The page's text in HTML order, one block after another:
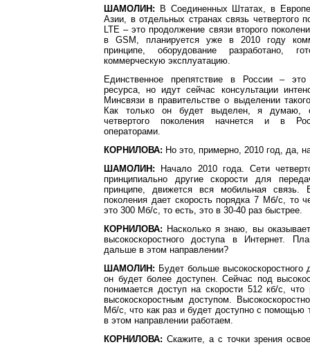
ШАМОЛИН: В Соединенных Штатах, в
Азии, в отдельных странах связь четвертого
LTE – это продолжение связи второго
в GSM, планируется уже в 2010 году
принципе, оборудование разработано,
коммерческую эксплуатацию.
Единственное препятствие в России – это
ресурса, но идут сейчас консультации
Минсвязи в правительстве о выделении
Как только он будет выделен, я думаю,
четвертого поколения начнется и в
операторами.
КОРНИЛОВА: Но это, примерно, 2010 год, да,
ШАМОЛИН: Начало 2010 года. Сети
принципиально другие скорости для
принципе, движется вся мобильная связь.
поколения дает скорость порядка 7 Мб/с, то
это 300 Мб/с, то есть, это в 30-40 раз быстрее.
КОРНИЛОВА: Насколько я знаю, вы
высокоскоростного доступа в Интернет.
дальше в этом направлении?
ШАМОЛИН: Будет больше высокоскоростного
он будет более доступен. Сейчас под
понимается доступ на скорости 512 кб/с, что
высокоскоростным доступом.
Мб/с, что как раз и будет доступно с помощью
в этом направлении работаем.
КОРНИЛОВА: Скажите, а с точки зрения